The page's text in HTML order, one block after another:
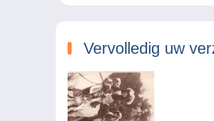
Vervolledig uw